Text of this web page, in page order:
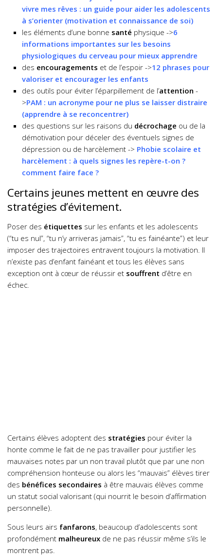
vivre mes rêves : un guide pour aider les adolescents
à s’orienter (motivation et connaissance de soi)
les éléments d’une bonne santé physique ->6
informations importantes sur les besoins
physiologiques du cerveau pour mieux apprendre
des encouragements et de l’espoir ->12 phrases pour
valoriser et encourager les enfants
des outils pour éviter l’éparpillement de l’attention -
>PAM : un acronyme pour ne plus se laisser distraire
(apprendre à se reconcentrer)
des questions sur les raisons du décrochage ou de la
démotivation pour déceler des éventuels signes de
dépression ou de harcèlement -> Phobie scolaire et
harcèlement : à quels signes les repère-t-on ?
comment faire face ?
Certains jeunes mettent en œuvre des
stratégies d’évitement.
Poser des étiquettes sur les enfants et les adolescents
(“tu es nul”, “tu n’y arriveras jamais”, “tu es fainéante”) et leur
imposer des trajectoires entravent toujours la motivation. Il
n’existe pas d’enfant fainéant et tous les élèves sans
exception ont à cœur de réussir et souffrent d’être en
échec.
Certains élèves adoptent des stratégies pour éviter la
honte comme le fait de ne pas travailler pour justifier les
mauvaises notes par un non travail plutôt que par une non
compréhension honteuse ou alors les “mauvais” élèves tirer
des bénéfices secondaires à être mauvais élèves comme
un statut social valorisant (qui nourrit le besoin d’affirmation
personnelle).
Sous leurs airs fanfarons, beaucoup d’adolescents sont
profondément malheureux de ne pas réussir même s’ils le
montrent pas.